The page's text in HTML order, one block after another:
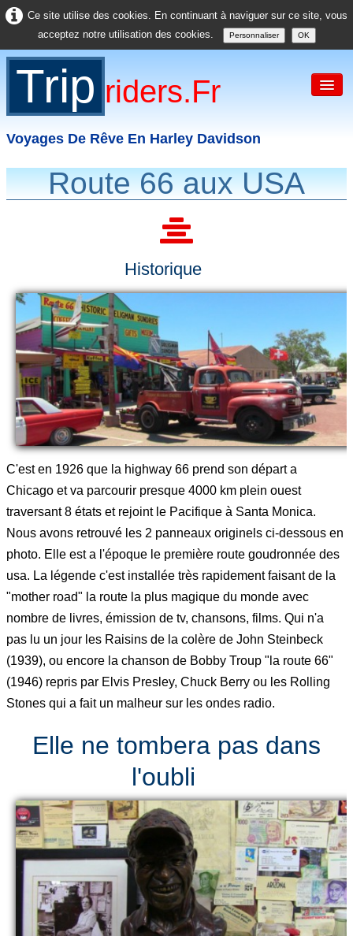
Ce site utilise des cookies. En continuant à naviguer sur ce site, vous
acceptez notre utilisation des cookies.
Personnaliser OK
Trip Riders.fr
Voyages De Rêve En Harley Davidson
Accueil
Asie
Divers
Route 66 aux USA
Historique
C'est en 1926 que la highway 66 prend son départ a
Chicago et va parcourir presque 4000 km plein ouest
traversant 8 états et rejoint le Pacifique à Santa Monica.
Nous avons retrouvé les 2 panneaux originels ci-dessous en
photo. Elle est a l'époque le première route goudronnée des
usa. La légende c'est installée très rapidement faisant de la
"mother road" la route la plus magique du monde avec
nombre de livres, émission de tv, chansons, films. Qui n'a
pas lu un jour les Raisins de la colère de John Steinbeck
(1939), ou encore la chanson de Bobby Troup "la route 66"
(1946) repris par Elvis Presley, Chuck Berry ou les Rolling
Stones qui a fait un malheur sur les ondes radio.
Elle ne tombera pas dans
l'oubli